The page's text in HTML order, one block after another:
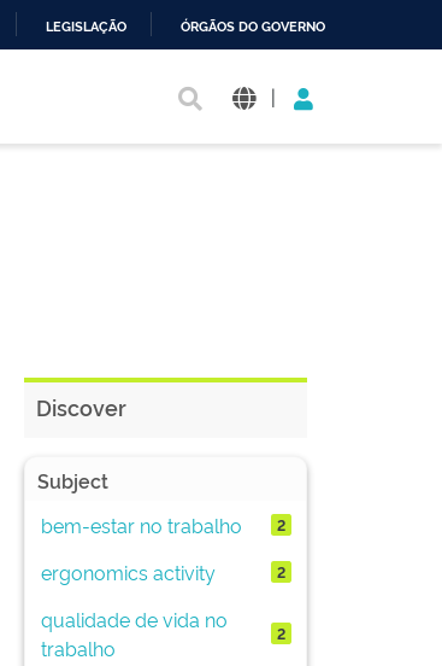
LEGISLAÇÃO ÓRGÃOS DO GOVERNO
|
Discover
Subject
bem-estar no trabalho
2
ergonomics activity 2
qualidade de vida no
trabalho
2